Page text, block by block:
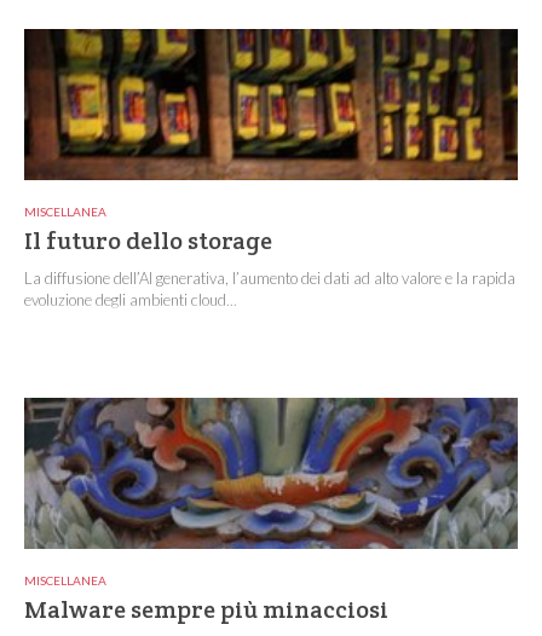
MISCELLANEA
Il futuro dello storage
La diffusione dell’AI generativa, l’aumento dei dati ad alto valore e la rapida
evoluzione degli ambienti cloud...
MISCELLANEA
Malware sempre più minacciosi